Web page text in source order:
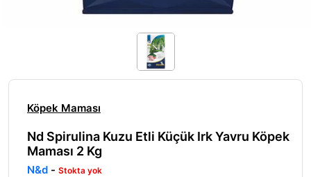
Köpek Maması
Nd Spirulina Kuzu Etli Küçük Irk Yavru Köpek
Maması 2 Kg
N&d - Stokta yok